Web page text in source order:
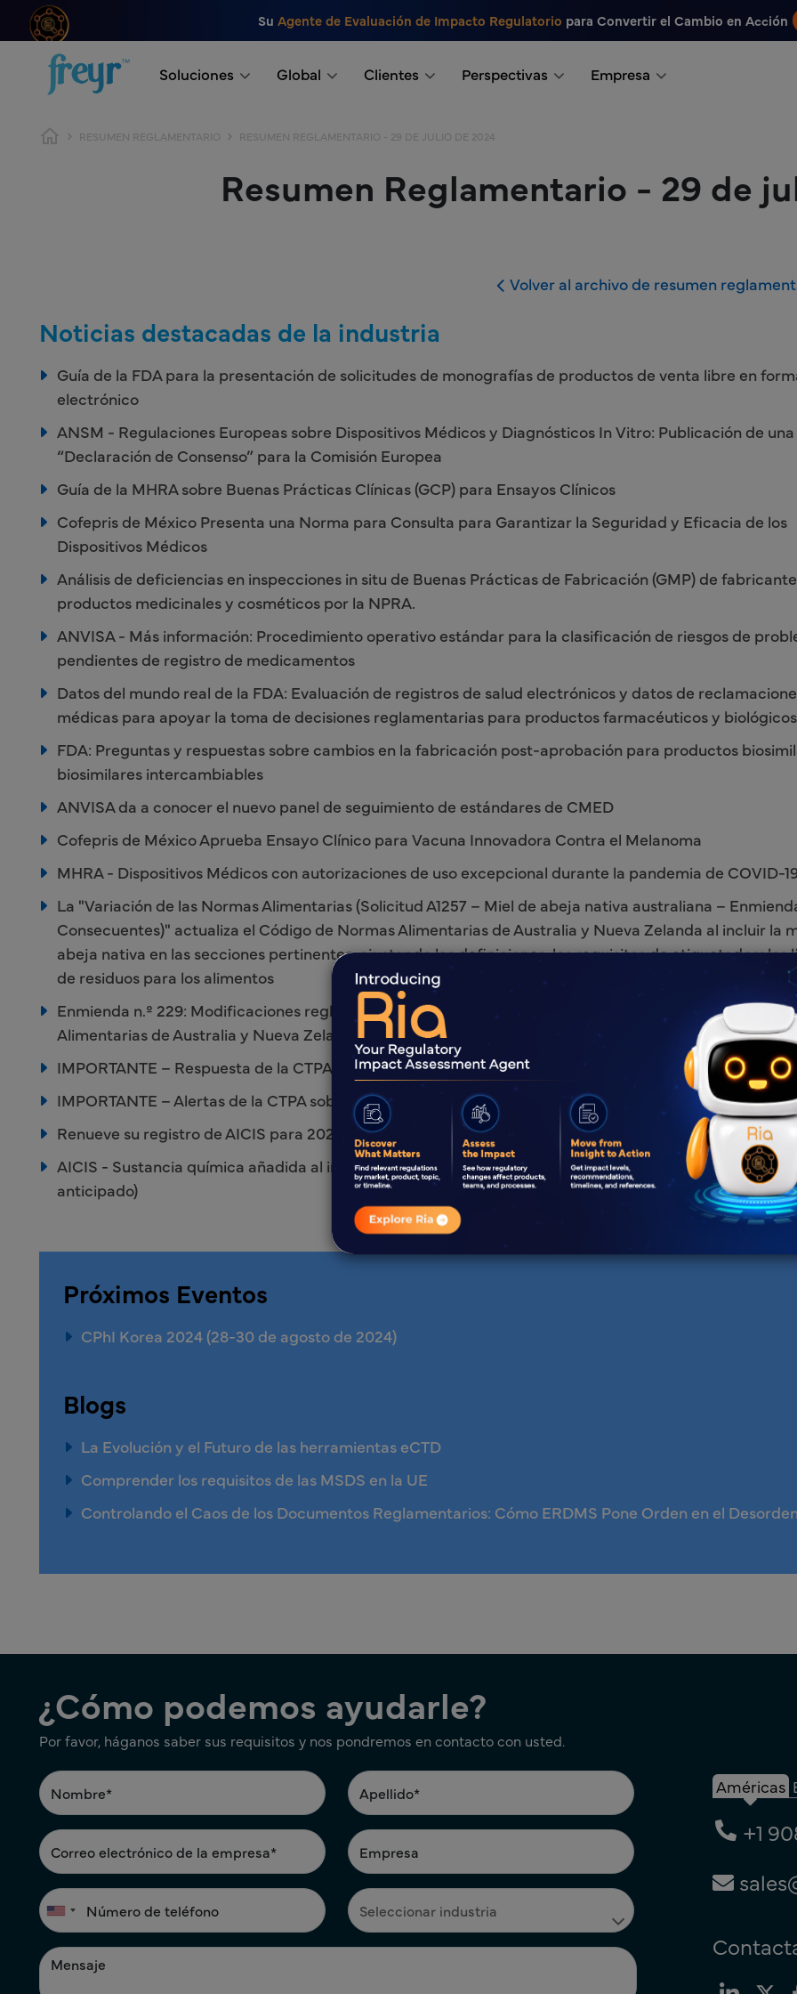
Saltar al contenido principal
Su Agente de Evaluación de Impacto Regulatorio para Convertir el Cambio en Acción
Soluciones Global Clientes Perspectivas Empresa
Ruta de navegación
RESUMEN REGLAMENTARIO RESUMEN REGLAMENTARIO - 29 DE JULIO DE 2024
Resumen Reglamentario - 29 de
Volver al archivo de resumen
Noticias destacadas de la industria
Guía de la FDA para la presentación de solicitudes de monografías de productos de venta libre en
electrónico
ANSM - Regulaciones Europeas sobre Dispositivos Médicos y Diagnósticos In Vitro: Publicación de una
“Declaración de Consenso” para la Comisión Europea
Guía de la MHRA sobre Buenas Prácticas Clínicas (GCP) para Ensayos Clínicos
Cofepris de México Presenta una Norma para Consulta para Garantizar la Seguridad y Eficacia de los
Dispositivos Médicos
Análisis de deficiencias en inspecciones in situ de Buenas Prácticas de Fabricación (GMP) de
productos medicinales y cosméticos por la NPRA.
ANVISA - Más información: Procedimiento operativo estándar para la clasificación de riesgos de
pendientes de registro de medicamentos
Datos del mundo real de la FDA: Evaluación de registros de salud electrónicos y datos de
médicas para apoyar la toma de decisiones reglamentarias para productos farmacéuticos y biológicos
FDA: Preguntas y respuestas sobre cambios en la fabricación post-aprobación para productos
biosimilares intercambiables
ANVISA da a conocer el nuevo panel de seguimiento de estándares de CMED
Cofepris de México Aprueba Ensayo Clínico para Vacuna Innovadora Contra el Melanoma
MHRA - Dispositivos Médicos con autorizaciones de uso excepcional durante la pandemia de COVID-
La "Variación de las Normas Alimentarias (Solicitud A1257 – Miel de abeja nativa australiana –
Consecuentes)" actualiza el Código de Normas Alimentarias de Australia y Nueva Zelanda al incluir la
abeja nativa en las secciones pertinentes, ajustando las definiciones, los requisitos de etiquetado y los
de residuos para los alimentos
Enmienda n.º 229: Modificaciones reglamentarias a diversas normas y anexos en el Código de Normas
Alimentarias de Australia y Nueva Zelanda
IMPORTANTE – Respuesta de la CTPA a la consulta del REACH del Reino Unido sobre ATRm
IMPORTANTE – Alertas de la CTPA sobre CPSRs no conformes en el Reino Unido.
Renueve su registro de AICIS para 2024-25
AICIS - Sustancia química añadida al inventario tras la emisión de un certificado de evaluación (listado
anticipado)
Próximos Eventos
CPhI Korea 2024 (28-30 de agosto de 2024)
Blogs
La Evolución y el Futuro de las herramientas eCTD
Comprender los requisitos de las MSDS en la UE
Controlando el Caos de los Documentos Reglamentarios: Cómo ERDMS Pone Orden en el
¿Cómo podemos ayudarle?
Por favor, háganos saber sus requisitos y nos pondremos en contacto con usted.
Américas
+1